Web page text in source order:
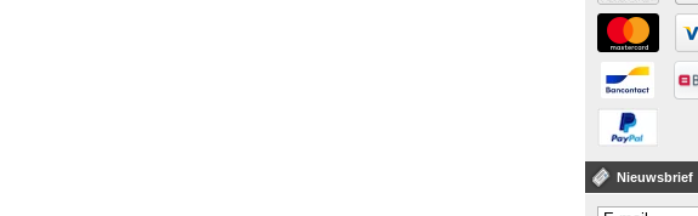
Nieuwsbrief